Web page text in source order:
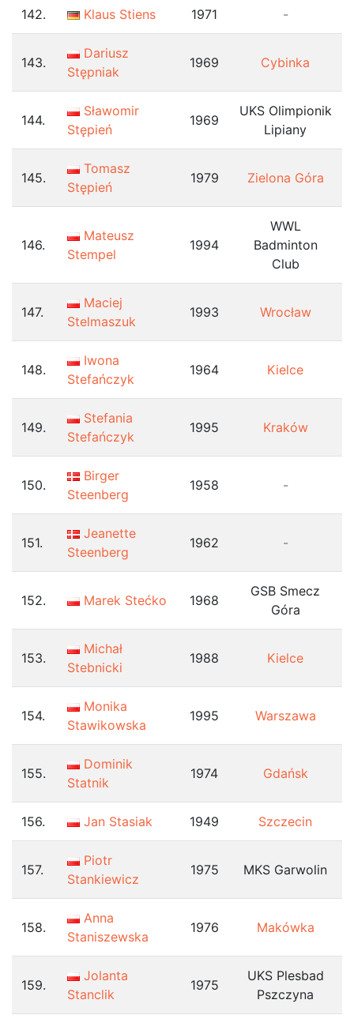
142. Klaus Stiens 1971 -
143.
Dariusz
Stępniak
1969 Cybinka
144.
Sławomir
Stępień
1969
UKS Olimpionik
Lipiany
145.
Tomasz
Stępień
1979 Zielona Góra
146.
Mateusz
Stempel
1994
WWL
Badminton
Club
147.
Maciej
Stelmaszuk
1993 Wrocław
148.
Iwona
Stefańczyk
1964 Kielce
149.
Stefania
Stefańczyk
1995 Kraków
150.
Birger
Steenberg
1958 -
151.
Jeanette
Steenberg
1962 -
152. Marek Stećko 1968
GSB Smecz
Góra
153.
Michał
Stebnicki
1988 Kielce
154.
Monika
Stawikowska
1995 Warszawa
155.
Dominik
Statnik
1974 Gdańsk
156. Jan Stasiak 1949 Szczecin
157.
Piotr
Stankiewicz
1975 MKS Garwolin
158.
Anna
Staniszewska
1976 Makówka
159.
Jolanta
Stanclik
1975
UKS Plesbad
Pszczyna